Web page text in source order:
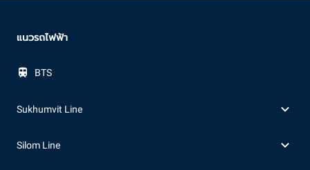
แนวรถไฟฟ้า
BTS
Sukhumvit Line
Silom Line